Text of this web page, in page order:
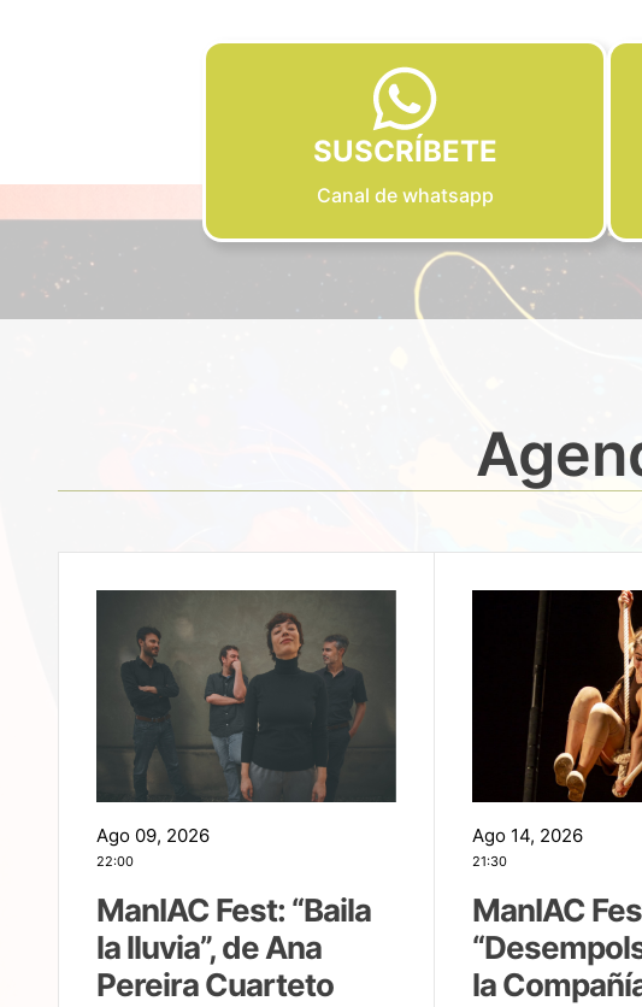
SUSCRÍBETE
Canal de whatsapp
Ago 09, 2026
22:00
ManIAC Fest: “Baila
la lluvia”, de Ana
Pereira Cuarteto
Ago 14, 2026
21:30
ManIAC
la